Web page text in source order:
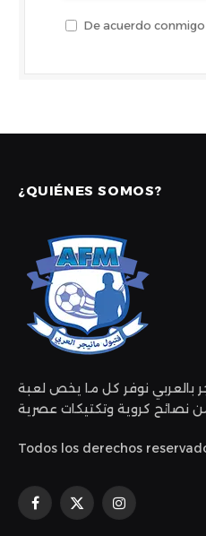
De acuerdo conmigo
¿QUIÉNES SOMOS?
بالعربي نوفر كل ما يخص لعبة
Todos los derechos
Facebook
X
Instagram